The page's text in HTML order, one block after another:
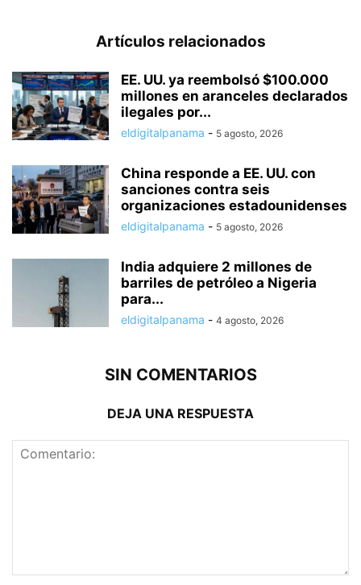
Artículos relacionados
EE. UU. ya reembolsó $100.000
millones en aranceles declarados
ilegales por...
eldigitalpanama - 5 agosto, 2026
China responde a EE. UU. con
sanciones contra seis
organizaciones estadounidenses
eldigitalpanama - 5 agosto, 2026
India adquiere 2 millones de
barriles de petróleo a Nigeria
para...
eldigitalpanama - 4 agosto, 2026
SIN COMENTARIOS
DEJA UNA RESPUESTA